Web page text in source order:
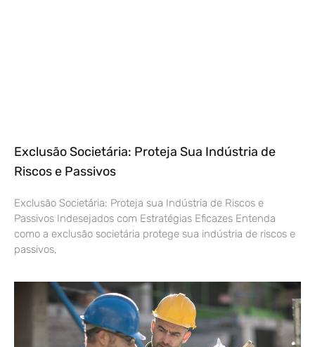
Exclusão Societária: Proteja Sua Indústria de
Riscos e Passivos
Exclusão Societária: Proteja sua Indústria de Riscos e
Passivos Indesejados com Estratégias Eficazes Entenda
como a exclusão societária protege sua indústria de riscos e
passivos,